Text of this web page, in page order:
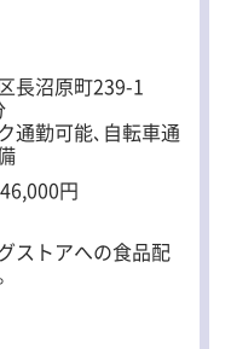
は同条件で支給 営
からの転職者も多
などの管理職へステ
アアップしている
長沼原町239-1
通勤可能､自転車通
円
ストアへの食品配